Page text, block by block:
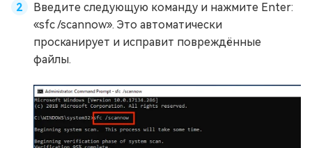
Введите следующую команду и нажмите Enter:
«sfc /scannow». Это автоматически
просканирует и исправит повреждённые
файлы.